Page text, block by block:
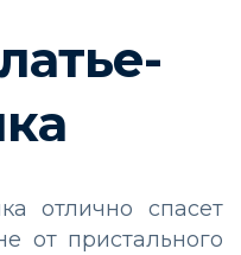
отлично спасет
от пристального